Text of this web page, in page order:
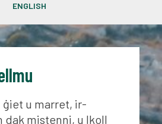
ENGLISH
u marret, ir-
dak mistenni, u lkoll